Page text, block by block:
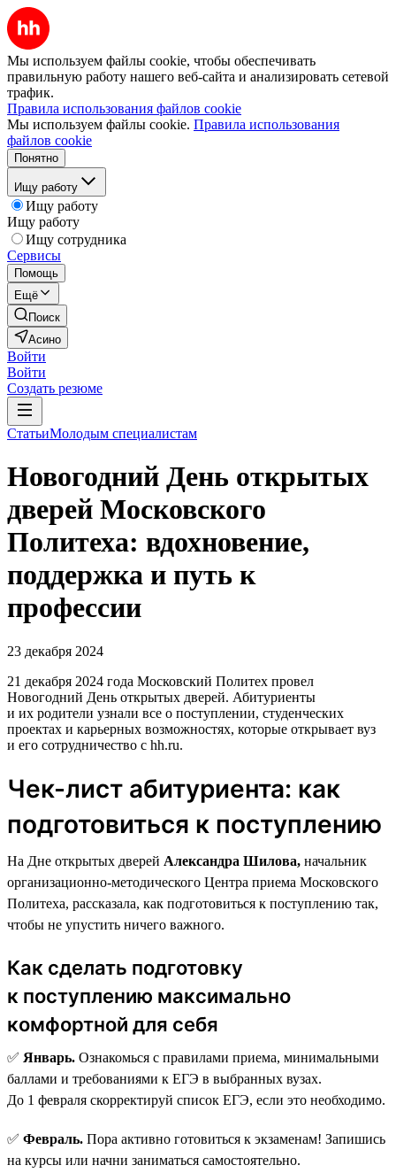
Мы используем файлы cookie, чтобы обеспечивать
правильную работу нашего веб-сайта и анализировать сетевой
трафик.
Правила использования файлов cookie
Мы используем файлы cookie. Правила использования
файлов cookie
Понятно
Ищу работу
Ищу работу
Ищу работу
Ищу сотрудника
Сервисы
Помощь
Ещё
Поиск
Асино
Войти
Войти
Создать резюме
СтатьиМолодым специалистам
Новогодний День открытых
дверей Московского
Политеха: вдохновение,
поддержка и путь к
профессии
23 декабря 2024
21 декабря 2024 года Московский Политех провел
Новогодний День открытых дверей. Абитуриенты
и их родители узнали все о поступлении, студенческих
проектах и карьерных возможностях, которые открывает вуз
и его сотрудничество с hh.ru.
Чек-лист абитуриента: как
подготовиться к поступлению
На Дне открытых дверей Александра Шилова, начальник
организационно-методического Центра приема Московского
Политеха, рассказала, как подготовиться к поступлению так,
чтобы не упустить ничего важного.
Как сделать подготовку
к поступлению максимально
комфортной для себя
✅ Январь. Ознакомься с правилами приема, минимальными
баллами и требованиями к ЕГЭ в выбранных вузах.
До 1 февраля скорректируй список ЕГЭ, если это необходимо.
✅ Февраль. Пора активно готовиться к экзаменам! Запишись
на курсы или начни заниматься самостоятельно.